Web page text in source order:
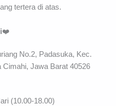
tertera di atas.
❤️
No.2, Padasuka, Kec.
Cimahi, Jawa Barat 40526
(10.00-18.00)